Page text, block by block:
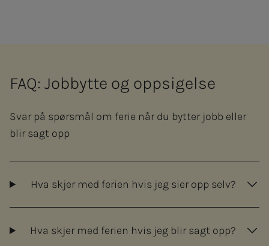
FAQ: Jobbytte og oppsigelse
Svar på spørsmål om ferie når du bytter jobb eller
blir sagt opp
Hva skjer med ferien hvis jeg sier opp selv?
Hva skjer med ferien hvis jeg blir sagt opp?